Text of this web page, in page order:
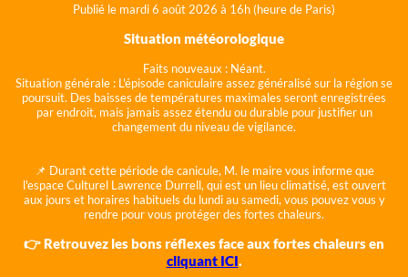
Publié le mardi 6 août 2026 à 16h (heure de Paris)
Situation météorologique
Faits nouveaux : Néant.
Situation générale : L'épisode caniculaire assez généralisé sur la région se
poursuit. Des baisses de températures maximales seront enregistrées
par endroit, mais jamais assez étendu ou durable pour justifier un
changement du niveau de vigilance.
📌 Durant cette période de canicule, M. le maire vous informe que
l'espace Culturel Lawrence Durrell, qui est un lieu climatisé, est ouvert
aux jours et horaires habituels du lundi au samedi, vous pouvez vous y
rendre pour vous protéger des fortes chaleurs.
👉 Retrouvez les bons réflexes face aux fortes chaleurs en
cliquant ICI.